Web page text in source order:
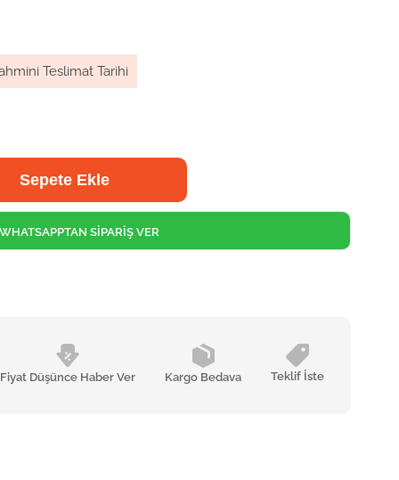
Teslimat Tarihi
Fiyat Düşünce Haber Ver Kargo Bedava Teklif İste
SİPARİŞ VER